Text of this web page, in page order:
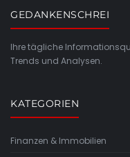
GEDANKENSCHREI
Ihre tägliche
Trends und Analysen.
KATEGORIEN
Finanzen & Immobilien